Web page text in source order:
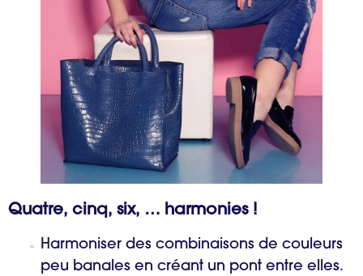
Quatre, cinq, six, … harmonies !
Harmoniser des combinaisons de couleurs
peu banales en créant un pont entre elles.